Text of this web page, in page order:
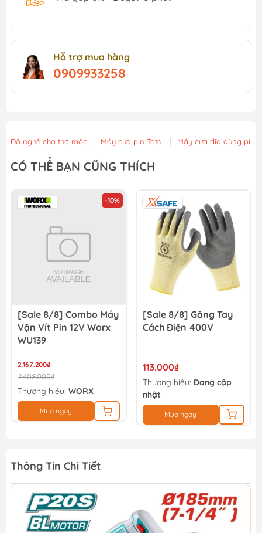
Hỗ trợ mua hàng
0909933258
Đồ nghề cho thợ mộc | Máy cưa pin Total | Máy cưa đĩa dùng pin
CÓ THỂ BẠN CŨNG THÍCH
-10%
[Sale 8/8] Combo Máy
Vặn Vít Pin 12V Worx
WU139
2.167.200₫
2.408.000₫
Thương hiệu: WORX
Mua ngay
[Sale 8/8] Găng Tay
Cách Điện 400V
113.000₫
Thương hiệu: Đang cập
nhật
Mua ngay
Thông Tin Chi Tiết